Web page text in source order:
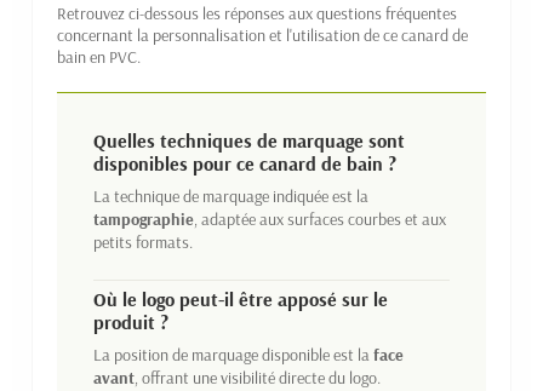
Retrouvez ci-dessous les réponses aux questions fréquentes
concernant la personnalisation et l'utilisation de ce canard de
bain en PVC.
Quelles techniques de marquage sont
disponibles pour ce canard de bain ?
La technique de marquage indiquée est la
tampographie, adaptée aux surfaces courbes et aux
petits formats.
Où le logo peut-il être apposé sur le
produit ?
La position de marquage disponible est laface
avant, offrant une visibilité directe du logo.